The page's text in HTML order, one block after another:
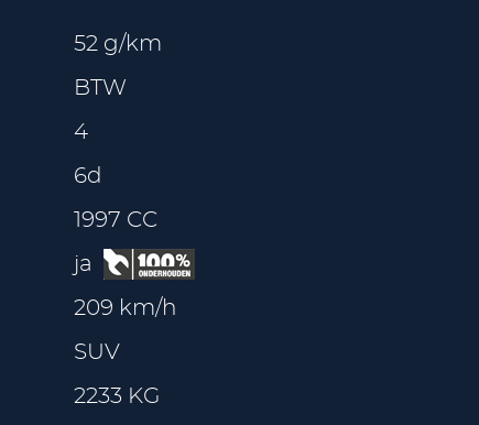
52 g/km
BTW
4
6d
1997 CC
ja
209 km/h
SUV
2233 KG